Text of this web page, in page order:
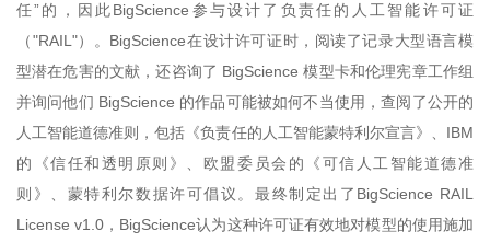
任”的，因此BigScience参与设计了负责任的人工智能许可证
（"RAIL"）。BigScience在设计许可证时，阅读了记录大型语言模
型潜在危害的文献，还咨询了 BigScience 模型卡和伦理宪章工作组
并询问他们 BigScience 的作品可能被如何不当使用，查阅了公开的
人工智能道德准则，包括《负责任的人工智能蒙特利尔宣言》、IBM
的《信任和透明原则》、欧盟委员会的《可信人工智能道德准
则》、蒙特利尔数据许可倡议。最终制定出了BigScience RAIL
License v1.0，BigScience认为这种许可证有效地对模型的使用施加